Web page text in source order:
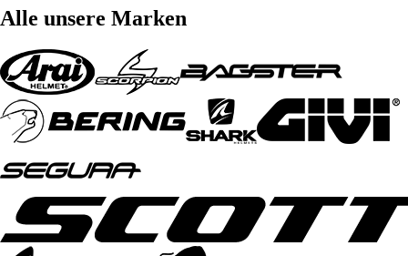
Alle unsere Marken